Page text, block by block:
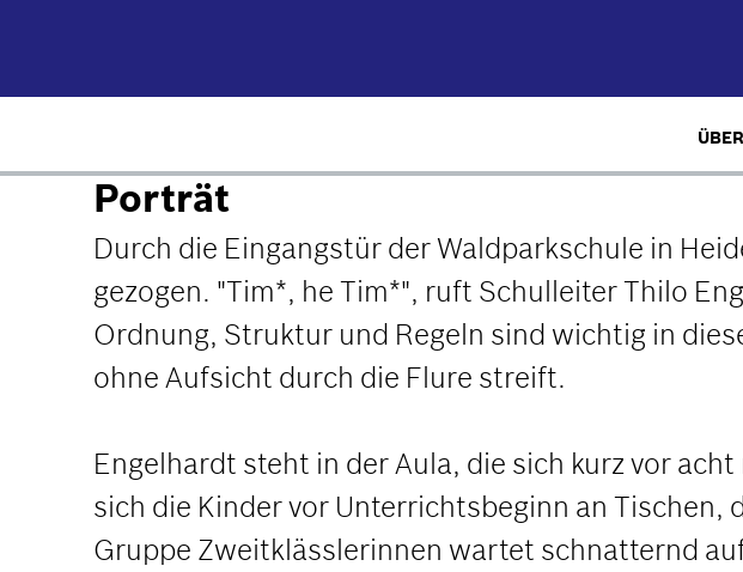
Porträt
Durch die Eingangstür der Waldparkschule in
gezogen. "Tim*, he Tim*", ruft Schulleiter Thilo
Ordnung, Struktur und Regeln sind wichtig in
ohne Aufsicht durch die Flure streift.
Engelhardt steht in der Aula, die sich kurz vor
sich die Kinder vor Unterrichtsbeginn an
Gruppe Zweitklässlerinnen wartet schnatternd